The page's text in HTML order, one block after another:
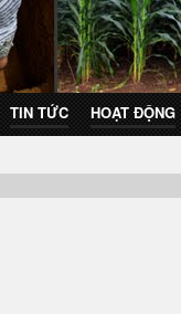
TIN TỨC HOẠT ĐỘNG